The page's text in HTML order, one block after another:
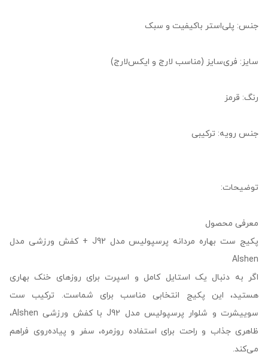
جنس: پلی‌استر باکیفیت و سبک
سایز: فری‌سایز (مناسب لارج و ایکس‌لارج)
رنگ: قرمز
جنس رویه: ترکیبی
توضیحات:
معرفی محصول
پکیج ست بهاره مردانه پرسپولیس مدل J92 + کفش ورزشی مدل
Alshen
اگر به دنبال یک استایل کامل و اسپرت برای روزهای خنک بهاری
هستید، این پکیج انتخابی مناسب برای شماست. ترکیب ست
سوییشرت و شلوار پرسپولیس مدل J92 با کفش ورزشی Alshen،
ظاهری جذاب و راحت برای استفاده روزمره، سفر و پیاده‌روی فراهم
می‌کند.